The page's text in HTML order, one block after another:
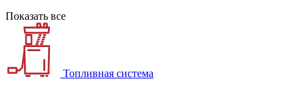
Показать все
Топливная система